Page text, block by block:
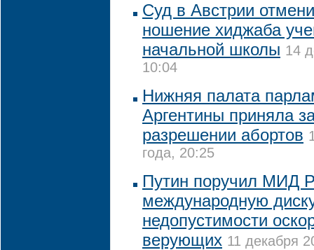
Суд в Австрии
ношение хиджаба
начальной школы 14
10:04
Нижняя палата
Аргентины приняла
разрешении абортов
года, 20:25
Путин поручил МИД
международную
недопустимости
верующих 11 декабря